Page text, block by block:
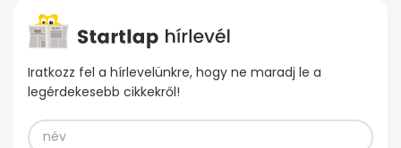
Iratkozz fel a hírlevelünkre, hogy ne maradj le a
legérdekesebb cikkekről!